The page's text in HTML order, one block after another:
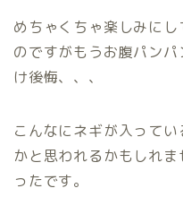
めちゃくちゃ楽しみに
のですがもうお腹パン
け後悔、、、
こんなにネギが入って
かと思われるかもしれ
ったです。